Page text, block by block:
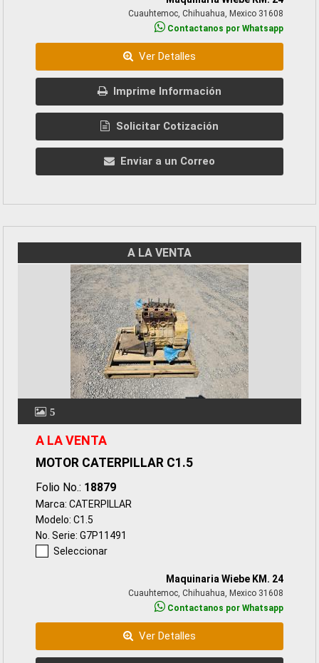
Cuauhtemoc, Chihuahua, Mexico 31608
Contactanos por Whatsapp
Ver Detalles
Imprime Información
Solicitar Cotización
Enviar a un Correo
A LA VENTA
5
A LA VENTA
MOTOR CATERPILLAR C1.5
Folio No.: 18879
Marca: CATERPILLAR
Modelo: C1.5
No. Serie: G7P11491
Seleccionar
Maquinaria Wiebe KM. 24
Cuauhtemoc, Chihuahua, Mexico 31608
Contactanos por Whatsapp
Ver Detalles